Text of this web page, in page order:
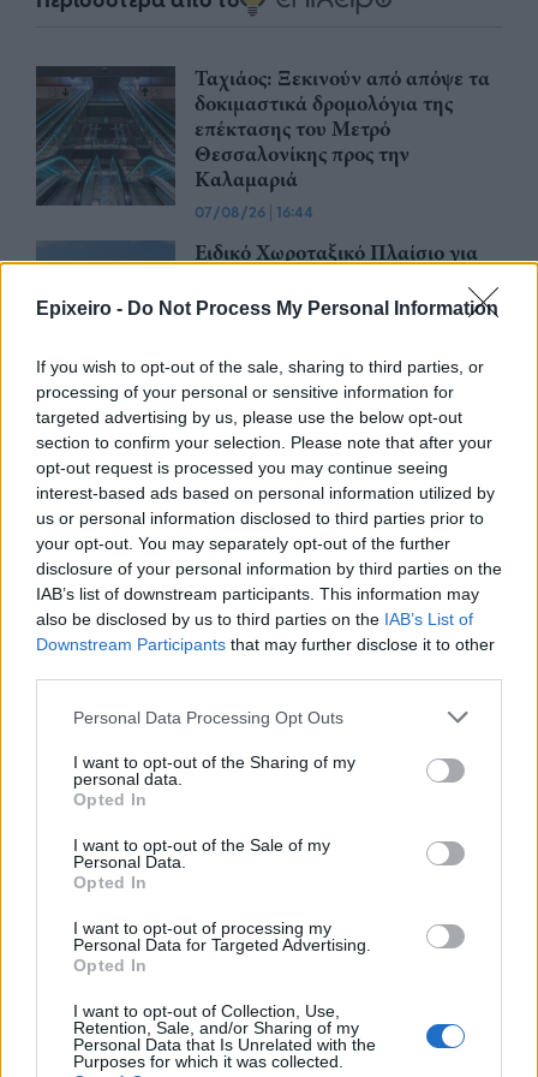
Epixeiro - Do Not Process My Personal Information
If you wish to opt-out of the sale, sharing to third parties, or
processing of your personal or sensitive information for
targeted advertising by us, please use the below opt-out
section to confirm your selection. Please note that after your
opt-out request is processed you may continue seeing
interest-based ads based on personal information utilized by
us or personal information disclosed to third parties prior to
your opt-out. You may separately opt-out of the further
disclosure of your personal information by third parties on the
IAB’s list of downstream participants. This information may
also be disclosed by us to third parties on the IAB’s List of
Downstream Participants that may further disclose it to other
Personal Data Processing Opt Outs
I want to opt-out of the Sharing of my
personal data.
Opted In
I want to opt-out of the Sale of my
Personal Data.
Opted In
I want to opt-out of processing my
Personal Data for Targeted Advertising.
Opted In
I want to opt-out of Collection, Use,
Retention, Sale, and/or Sharing of my
Personal Data that Is Unrelated with the
Purposes for which it was collected.
Ταχιάος: Ξεκινούν από απόψε τα
δοκιμαστικά δρομολόγια της
επέκτασης του Μετρό
Θεσσαλονίκης προς την
Καλαμαριά
07/08/26 | 16:44
Ειδικό Χωροταξικό Πλαίσιο για
εισάγει η νέα ΚΥΑ
Υπεγράφη η σύμβαση για τα
Συστήματα Αεροναυτιλίας του
νέου Διεθνούς Αερολιμένα
Ηρακλείου Κρήτης στο Καστέλλι
07/08/26|15:16
Δημόσιο: Άκυρες από 1η
Οκτωβρίου οι εγκύκλιοι που δεν
θα αναρτώνται στις ιστοσελίδες
των φορέων
07/08/26|13:52
Ξεκινούν τα δοκιμαστικά
δρομολόγια της επέκτασης του
Μετρό Θεσσαλονίκης προς την
07/08/26 |13:10
στις Γραμμές 2 και 3 - Το έργο
ολοκληρώνεται 5 μήνες νωρίτερα
Προκηρύσσεται σήμερα από τη